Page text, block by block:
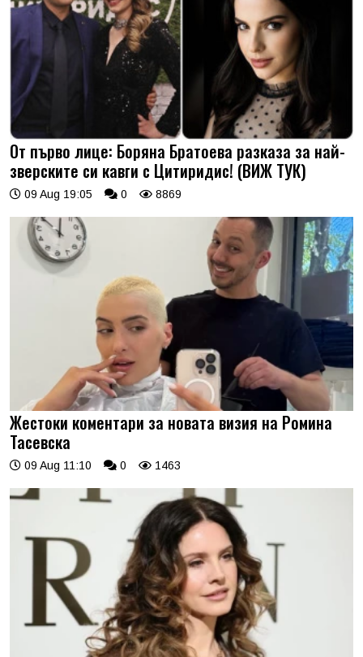
От първо лице: Боряна Братоева разказа за най-
зверските си кавги с Цитиридис! (ВИЖ ТУК)
09 Aug 19:05 0 8869
Жестоки коментари за новата визия на Ромина
Тасевска
09 Aug 11:10 0 1463